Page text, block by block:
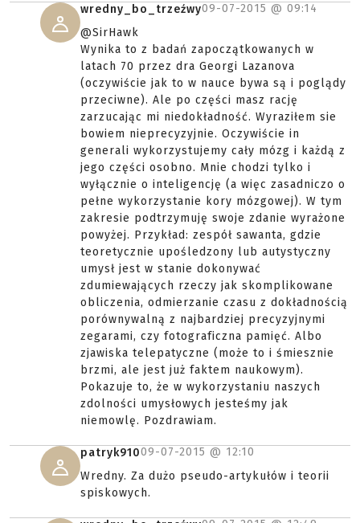
wredny_bo_trzeźwy09-07-2015 @ 09:14
@SirHawk
Wynika to z badań zapoczątkowanych w
latach 70 przez dra Georgi Lazanova
(oczywiście jak to w nauce bywa są i poglądy
przeciwne). Ale po części masz rację
zarzucając mi niedokładność. Wyraziłem sie
bowiem nieprecyzyjnie. Oczywiście in
generali wykorzystujemy cały mózg i każdą z
jego części osobno. Mnie chodzi tylko i
wyłącznie o inteligencję (a więc zasadniczo o
pełne wykorzystanie kory mózgowej). W tym
zakresie podtrzymuję swoje zdanie wyrażone
powyżej. Przykład: zespół sawanta, gdzie
teoretycznie upośledzony lub autystyczny
umysł jest w stanie dokonywać
zdumiewających rzeczy jak skomplikowane
obliczenia, odmierzanie czasu z dokładnością
porównywalną z najbardziej precyzyjnymi
zegarami, czy fotograficzna pamięć. Albo
zjawiska telepatyczne (może to i śmiesznie
brzmi, ale jest już faktem naukowym).
Pokazuje to, że w wykorzystaniu naszych
zdolności umysłowych jesteśmy jak
niemowlę. Pozdrawiam.
patryk91009-07-2015 @ 12:10
Wredny. Za dużo pseudo-artykułów i teorii
spiskowych.